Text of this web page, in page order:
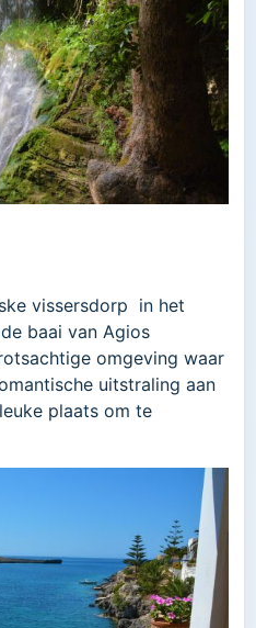
vissersdorp in het
baai van Agios
omgeving waar
uitstraling aan
plaats om te